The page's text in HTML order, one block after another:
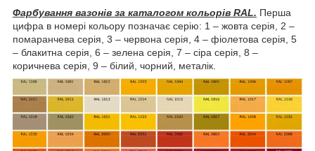
Фарбування вазонів за каталогом кольорів RAL. Перша
цифра в номері кольору позначає серію: 1 – жовта серія, 2 –
помаранчева серія, 3 – червона серія, 4 – фіолетова серія, 5
– блакитна серія, 6 – зелена серія, 7 – сіра серія, 8 –
коричнева серія, 9 – білий, чорний, металік.